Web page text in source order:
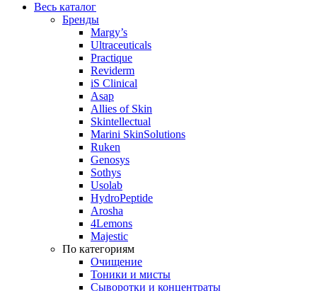
Весь каталог
Бренды
Margy’s
Ultraceuticals
Practique
Reviderm
iS Clinical
Asap
Allies of Skin
Skintellectual
Marini SkinSolutions
Ruken
Genosys
Sothys
Usolab
HydroPeptide
Arosha
4Lemons
Majestic
По категориям
Очищение
Тоники и мисты
Сыворотки и концентраты